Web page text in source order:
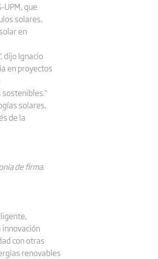
que
solares,
en
dijo Ignacio
en proyectos
sostenibles."
solares,
de la
de firma.
con otras
renovables